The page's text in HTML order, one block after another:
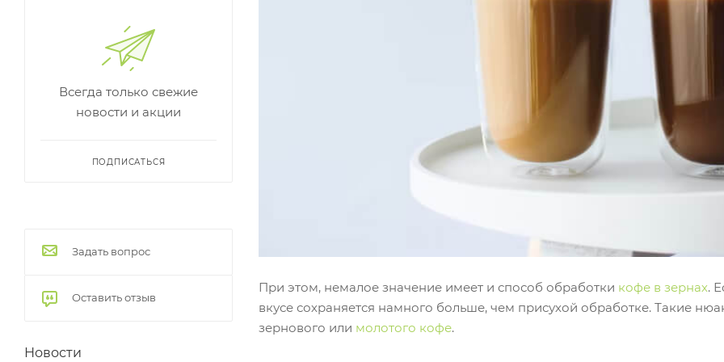
При этом, немалое значение имеет и способ обработки кофе в зернах.
вкусе сохраняется намного больше, чем присухой обработке. Такие
зернового или молотого кофе.
Всегда только свежие
новости и акции
ПОДПИСАТЬСЯ
Задать вопрос
Оставить отзыв
Новости